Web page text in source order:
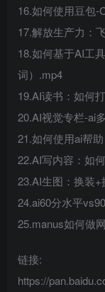
16.如何使用豆包-
17.解放生产力：
18.如何基于AI工
词）.mp4
19.AI读书：如何
20.AI视觉专栏-ai
21.如何使用ai帮
22.AI写内容：如
23.AI生图：换装
24.ai60分水平
25.manus如何做
链接:
https://